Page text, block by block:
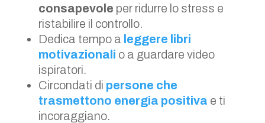
consapevole per ridurre lo stress e
ristabilire il controllo.
Dedica tempo a leggere libri
motivazionali o a guardare video
ispiratori.
Circondati di persone che
trasmettono energia positiva e ti
incoraggiano.